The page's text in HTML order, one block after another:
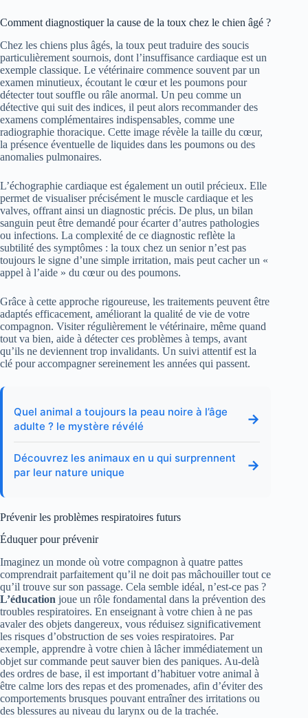
Comment diagnostiquer la cause de la toux chez le chien âgé ?
Chez les chiens plus âgés, la toux peut traduire des soucis
particulièrement sournois, dont l’insuffisance cardiaque est un
exemple classique. Le vétérinaire commence souvent par un
examen minutieux, écoutant le cœur et les poumons pour
détecter tout souffle ou râle anormal. Un peu comme un
détective qui suit des indices, il peut alors recommander des
examens complémentaires indispensables, comme une
radiographie thoracique. Cette image révèle la taille du cœur,
la présence éventuelle de liquides dans les poumons ou des
anomalies pulmonaires.
L’échographie cardiaque est également un outil précieux. Elle
permet de visualiser précisément le muscle cardiaque et les
valves, offrant ainsi un diagnostic précis. De plus, un bilan
sanguin peut être demandé pour écarter d’autres pathologies
ou infections. La complexité de ce diagnostic reflète la
subtilité des symptômes : la toux chez un senior n’est pas
toujours le signe d’une simple irritation, mais peut cacher un «
appel à l’aide » du cœur ou des poumons.
Grâce à cette approche rigoureuse, les traitements peuvent être
adaptés efficacement, améliorant la qualité de vie de votre
compagnon. Visiter régulièrement le vétérinaire, même quand
tout va bien, aide à détecter ces problèmes à temps, avant
qu’ils ne deviennent trop invalidants. Un suivi attentif est la
clé pour accompagner sereinement les années qui passent.
Quel animal a toujours la peau noire à l’âge
adulte ? le mystère révélé
→
Découvrez les animaux en u qui surprennent
par leur nature unique
→
Prévenir les problèmes respiratoires futurs
Éduquer pour prévenir
Imaginez un monde où votre compagnon à quatre pattes
comprendrait parfaitement qu’il ne doit pas mâchouiller tout ce
qu’il trouve sur son passage. Cela semble idéal, n’est-ce pas ?
L’éducation joue un rôle fondamental dans la prévention des
troubles respiratoires. En enseignant à votre chien à ne pas
avaler des objets dangereux, vous réduisez significativement
les risques d’obstruction de ses voies respiratoires. Par
exemple, apprendre à votre chien à lâcher immédiatement un
objet sur commande peut sauver bien des paniques. Au-delà
des ordres de base, il est important d’habituer votre animal à
être calme lors des repas et des promenades, afin d’éviter des
comportements brusques pouvant entraîner des irritations ou
des blessures au niveau du larynx ou de la trachée.